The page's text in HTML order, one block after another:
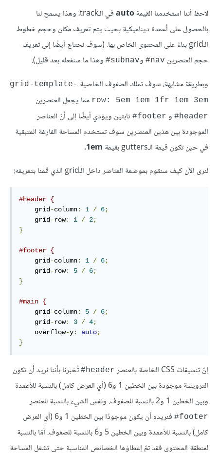
لاحظ أننا استخدمنا القيمةauto
في الـtrack، وهذا يسمح لنا
بالحصول على أعمدة ديناميكية بحيث يتم تعريف مكان وحجم خطوط
الـgrid بناءً على المحتوى الخاص بها. (سوف نحتاج أيضًا إلى تعريف
حجم العنصرين nav
# وsubnav
# وهذا ما سنفعله بعد قليل).
وبطريقة مشابهة، سوف تملك الصفوف الخاصية grid-template-
row: 5em 1em 1fr 1em 3em مما يجعل العنصرين
header
# و footer
# ثابتين ويؤدي أيضًا إلى أنّ العناصر
الموجودة بين هذين العنصرين سوف تستخدم المساحة الفارغة المتبقية
في حين تكون قيمة الـgutters بقيمة
1em
.
لنرى الآن كيف سنقوم بموضعة العناصر داخل الـgrid الذي قمنا بتعريفه:
#header {
    grid
-column: 1 / 6;
    grid
-row: 1 / 2;
}
#footer {
    grid
-column: 1 / 6;
    grid
-row: 5 / 6;
}
#main {
    grid
-column: 5 / 6;
    grid
-row: 3 / 4;
    overflow
-y: auto;
}
إنّ تنسيقات CSS الخاصة بالعنصر header
# تُخبرنا بأننا نريد أن تكون
الترويسة موجودة بين الخطين 1 و6 (أي العرض كامل) بالنسبة للأعمدة
وبين الخطين 1 و2 بالنسبة للصفوف. ونفس الشيء بالنسبة للعنصر
footer
#
فنريده أن يكون موجودًا بين الخطين 1 و6 (أي العرض
كامل) بالنسبة للأعمدة وبين الخطين 5 و6 بالنسبة للصفوف. أمّا بالنسبة
لمنطقة المحتوى فقد تمّ إعطاؤها الخصائص المناسبة حتى تشغل المساحة